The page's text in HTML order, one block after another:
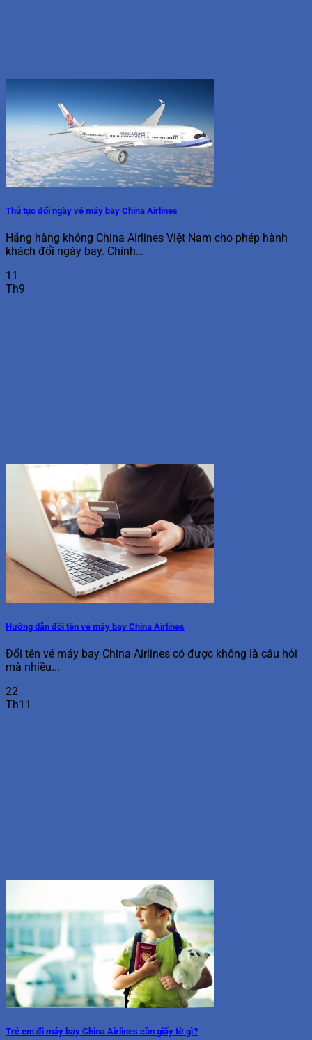
Thủ tục đổi ngày vé máy bay China Airlines
Hãng hàng không China Airlines Việt Nam cho phép hành
khách đổi ngày bay. Chính...
11
Th9
Hướng dẫn đổi tên vé máy bay China Airlines
Đổi tên vé máy bay China Airlines có được không là câu hỏi
mà nhiều...
22
Th11
Trẻ em đi máy bay China Airlines cần giấy tờ gì?